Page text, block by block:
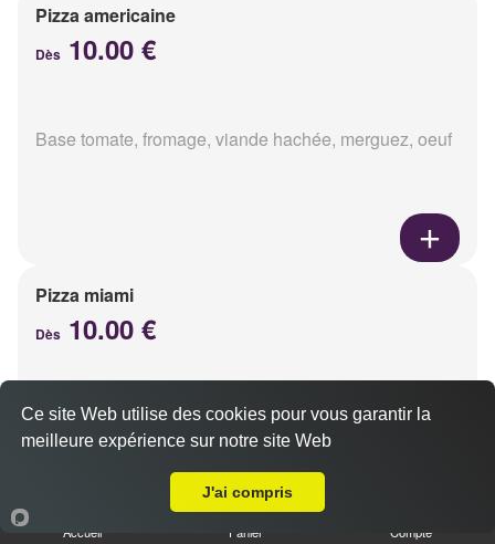
Pizza americaine
Dès 10.00 €
Base tomate, fromage, viande hachée, merguez, oeuf
Pizza miami
Dès 10.00 €
Base tomate, fromage, chorizo, oeuf
Accueil Panier Compte
Ce site Web utilise des cookies pour vous garantir la
meilleure expérience sur notre site Web
J'ai compris